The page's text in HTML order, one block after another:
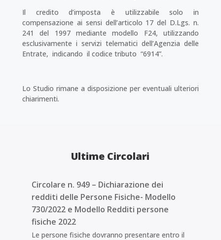
Il credito d’imposta è utilizzabile solo in
compensazione ai sensi dell’articolo 17 del D.Lgs. n.
241 del 1997 mediante modello F24, utilizzando
esclusivamente i servizi telematici dell’Agenzia delle
Entrate, indicando il codice tributo “6914”.
Lo Studio rimane a disposizione per eventuali ulteriori
chiarimenti.
Ultime Circolari
Circolare n. 949 – Dichiarazione dei
redditi delle Persone Fisiche- Modello
730/2022 e Modello Redditi persone
fisiche 2022
Le persone fisiche dovranno presentare entro il